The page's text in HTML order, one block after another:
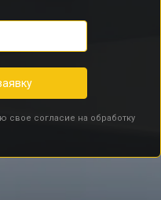
свое согласие на обработку